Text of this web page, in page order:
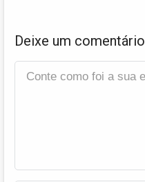
Deixe um comentário